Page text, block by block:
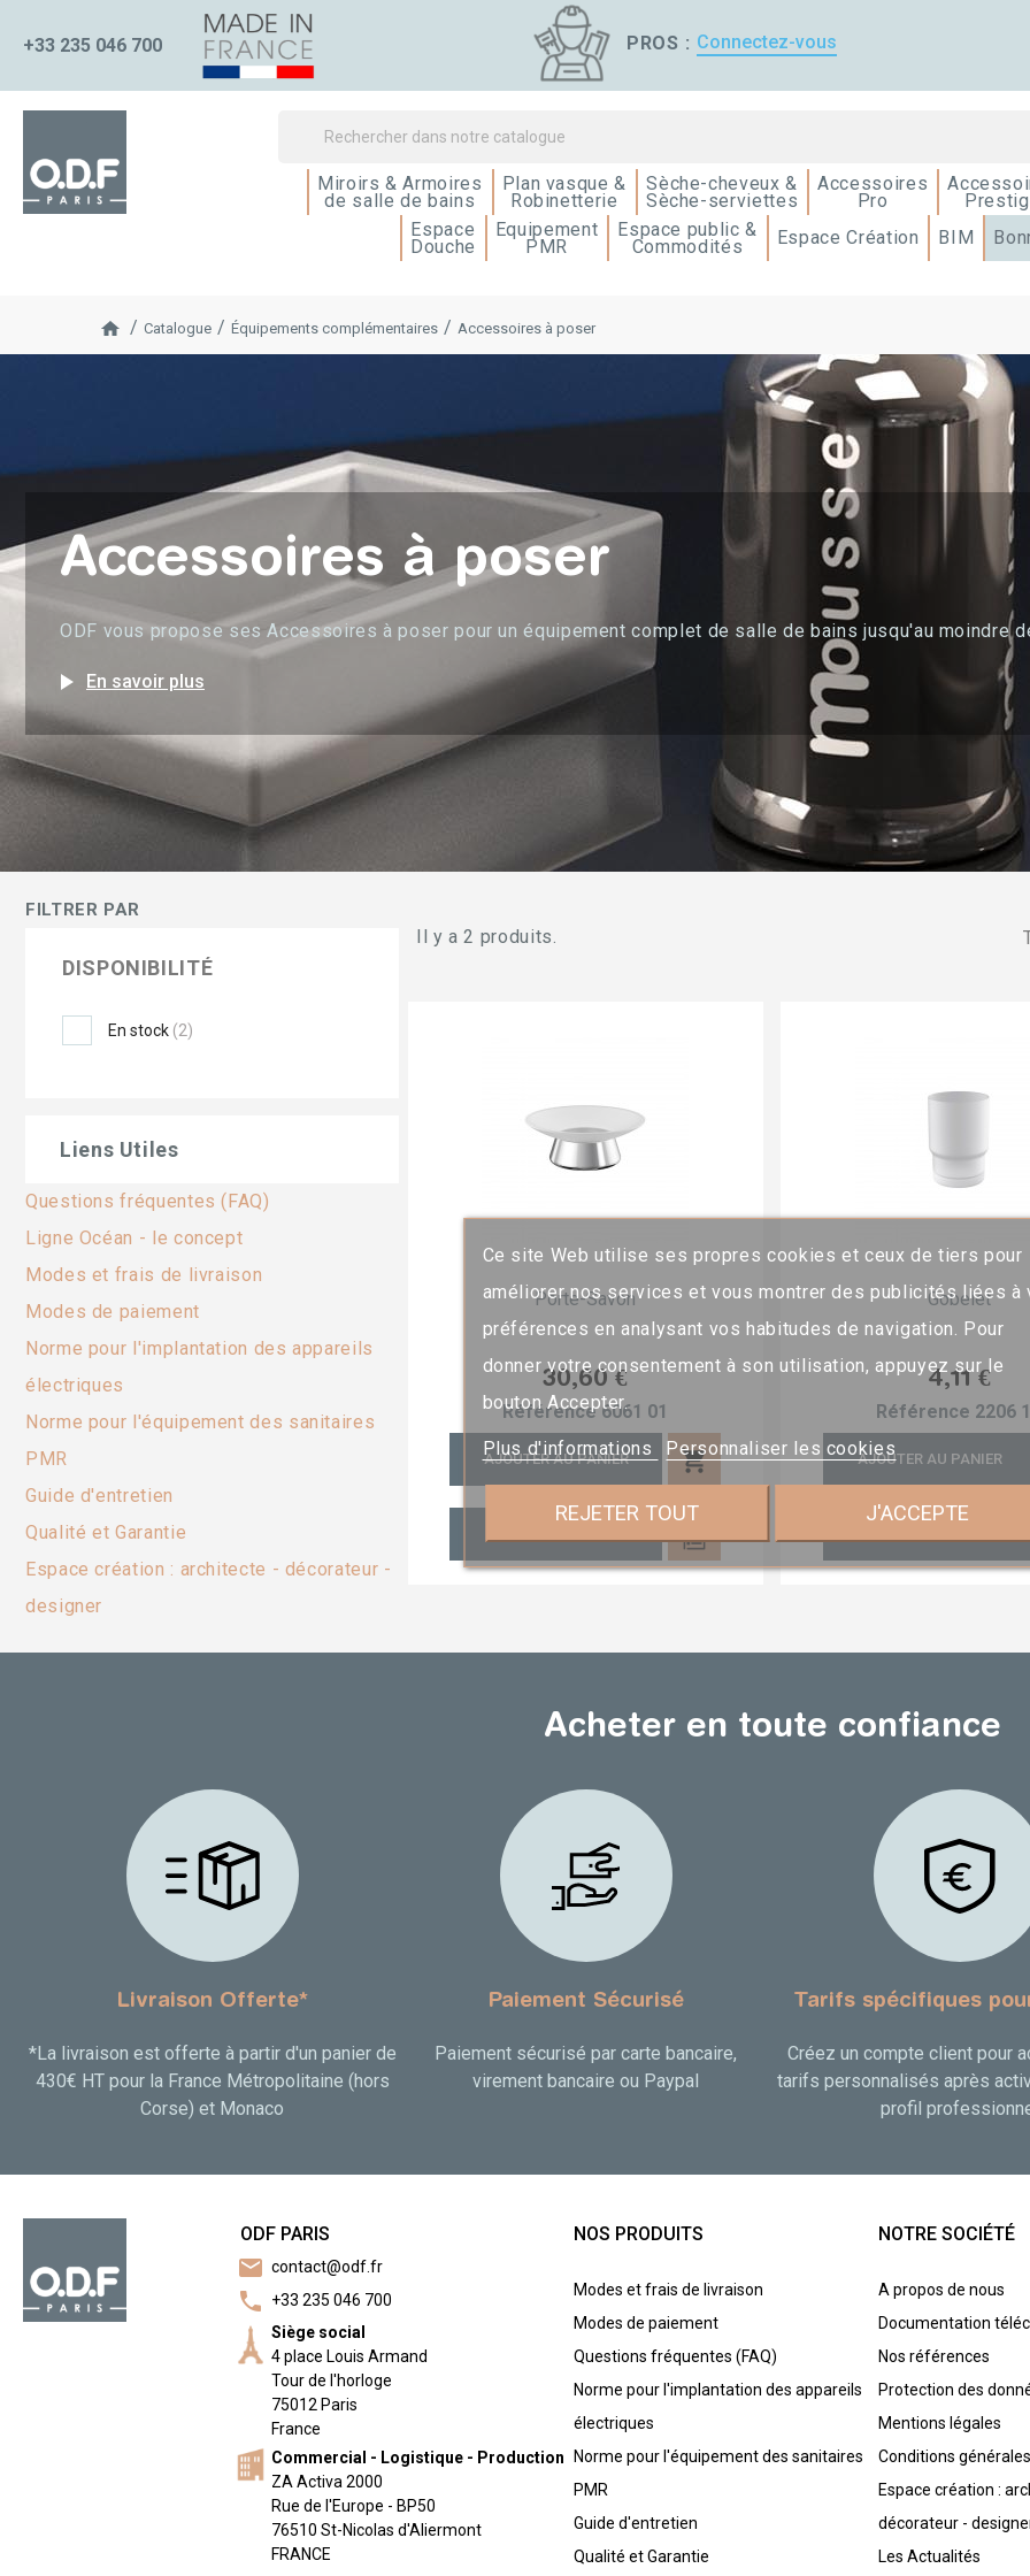
+33 235 046 700 PROS : Connectez-vous
Miroirs & Armoires
de salle de bains
Plan vasque &
Robinetterie
Sèche-cheveux &
Sèche-serviettes
Accessoires
Pro
Espace
Douche
Equipement
PMR
Espace public &
Commodités Espace Création BIM
Ce site Web utilise ses propres cookies et ceux de tiers pour
améliorer nos services et vous montrer des publicités liées à
préférences en analysant vos habitudes de navigation. Pour
donner votre consentement à son utilisation, appuyez sur le
bouton Accepter.
Plus d'informations Personnaliser les cookies
REJETER TOUT J'ACCEPTE
Catalogue Équipements complémentaires Accessoires à poser
Accessoires à poser
ODF vous propose ses Accessoires à poser pour un équipement complet de salle de bains jusqu'au moindre
play_arrow En savoir plus
FILTRER PAR
DISPONIBILITÉ
En stock (2)
Liens Utiles
Questions fréquentes (FAQ)
Ligne Océan - le concept
Modes et frais de livraison
Modes de paiement
Norme pour l'implantation des appareils
électriques
Norme pour l'équipement des sanitaires
PMR
Guide d'entretien
Qualité et Garantie
Espace création : architecte - décorateur -
designer
Il y a 2 produits.
Porte-Savon
Prix
30,60 €
Référence 6061 01
AJOUTER AU PANIER shopping_cart
Gobelet
Prix
4,11 €
Référence 2206
AJOUTER AU PANIER
Acheter en toute confiance
Livraison Offerte*
*La livraison est offerte à partir d'un panier de
430€ HT pour la France Métropolitaine (hors
Corse) et Monaco
Paiement Sécurisé
Paiement sécurisé par carte bancaire,
virement bancaire ou Paypal
Tarifs spécifiques
Créez un compte client pour
tarifs personnalisés après
profil
ODF PARIS
mail contact@odf.fr
call
+33 235 046 700
Siège social
4 place Louis Armand
Tour de l'horloge
75012 Paris
France
Commercial - Logistique - Production
ZA Activa 2000
Rue de l'Europe - BP50
76510 St-Nicolas d'Aliermont
FRANCE
NOS PRODUITS
Modes et frais de livraison
Modes de paiement
Questions fréquentes (FAQ)
Norme pour l'implantation des appareils
électriques
Norme pour l'équipement des sanitaires
PMR
Guide d'entretien
Qualité et Garantie
NOTRE SOCIÉTÉ
A propos de nous
Documentation
Nos références
Protection des
Mentions légales
Conditions
Espace création :
décorateur -
Les Actualités